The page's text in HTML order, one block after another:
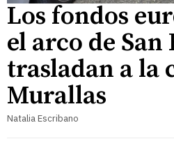
Los fondos
el arco de San
trasladan a la
Murallas
Natalia Escribano